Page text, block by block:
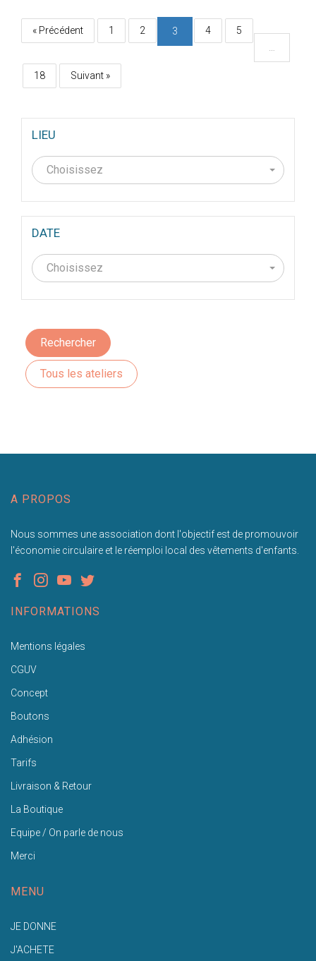
« Précédent 1 2 3 4
5
18 Suivant »
LIEU
Choisissez
DATE
Choisissez
Rechercher
Tous les ateliers
A PROPOS
Nous sommes une association dont l'objectif est de promouvoir
l'économie circulaire et le réemploi local des vêtements d'enfants.
INFORMATIONS
Mentions légales
CGUV
Concept
Boutons
Adhésion
Tarifs
Livraison & Retour
La Boutique
Equipe / On parle de nous
Merci
MENU
JE DONNE
J'ACHETE